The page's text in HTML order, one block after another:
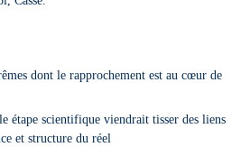
dont le rapprochement est au cœur de
étape scientifique viendrait tisser des liens
et structure du réel